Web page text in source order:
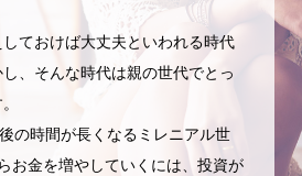
ておけば大丈夫といわれる時代
、そんな時代は親の世代でとっ
の時間が長くなるミレニアル世
お金を増やしていくには、投資が